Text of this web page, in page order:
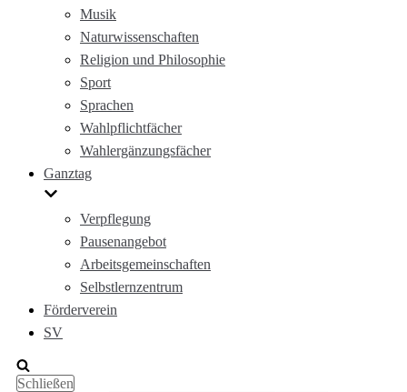
Musik
Naturwissenschaften
Religion und Philosophie
Sport
Sprachen
Wahlpflichtfächer
Wahlergänzungsfächer
Ganztag
Verpflegung
Pausenangebot
Arbeitsgemeinschaften
Selbstlernzentrum
Förderverein
SV
Schließen